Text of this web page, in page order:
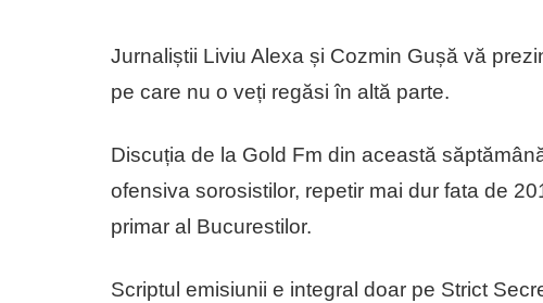
Jurnaliștii Liviu Alexa și Cozmin Gușă vă
pe care nu o veți regăsi în altă parte.
Discuția de la Gold Fm din această
ofensiva sorosistilor, repetir mai dur fata de
primar al Bucurestilor.
Scriptul emisiunii e integral doar pe Strict